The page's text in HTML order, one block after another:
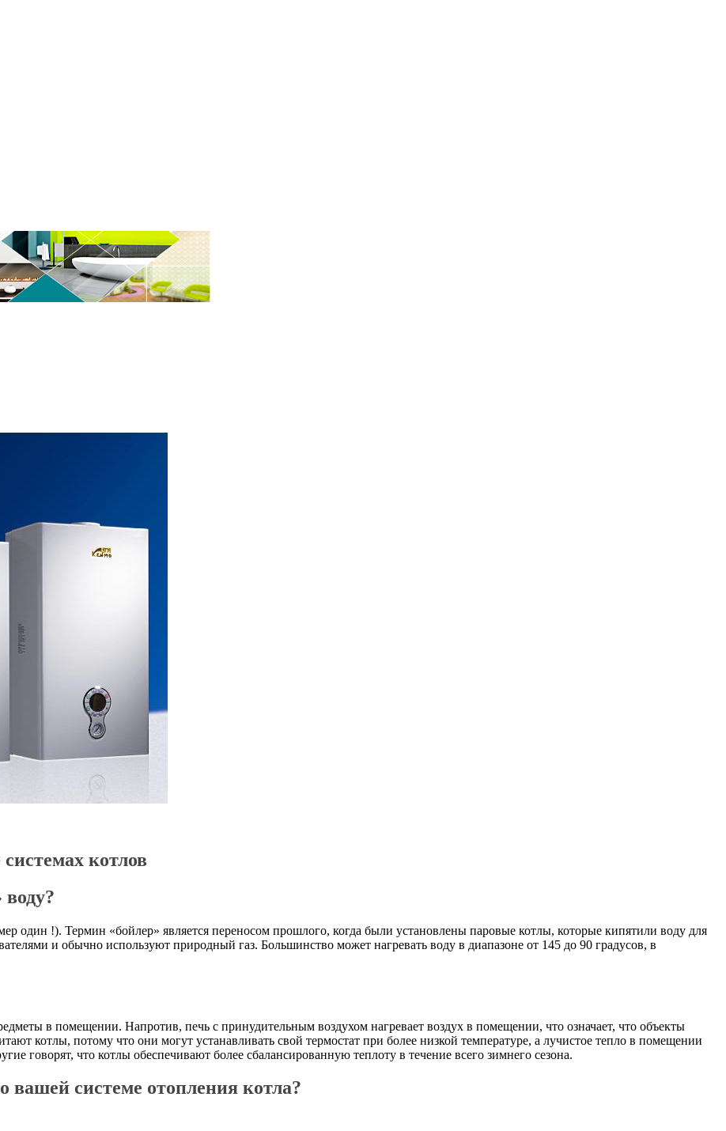
котлов
один !). Термин «бойлер» является переносом прошлого, когда были установлены паровые котлы, которые кипятили воду для
и обычно используют природный газ. Большинство может нагревать воду в диапазоне от 145 до 90 градусов, в
в помещении. Напротив, печь с принудительным воздухом нагревает воздух в помещении, что означает, что объекты
котлы, потому что они могут устанавливать свой термостат при более низкой температуре, а лучистое тепло в помещении
говорят, что котлы обеспечивают более сбалансированную теплоту в течение всего зимнего сезона.
вашей системе отопления котла?